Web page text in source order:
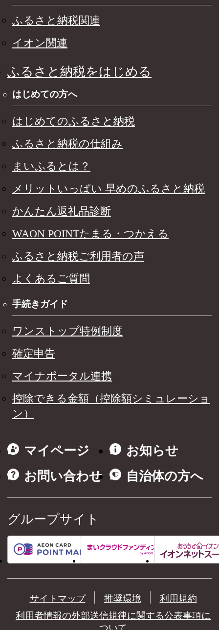
ふるさと納税関連
イオン関連
ふるさと納税をはじめる
はじめての方へ
はじめてのふるさと納税
ふるさと納税の仕組み
まいふるとは？
メリットいっぱい 早めのふるさと納税
かんたん返礼品診断
WAON POINTたまる・つかえる
ふるさと納税ご利用者の声
よくあるご質問
手続きガイド
ワンストップ特例制度
確定申告
マイナポータル連携
控除できる金額（控除額シミュレーショ
ン）
マイページ
お知らせ
お問い合わせ
自治体の方へ
グループサイト
サイトマップ 推奨環境
利用規約
利用者情報の外部送信規律に関する公表事項に